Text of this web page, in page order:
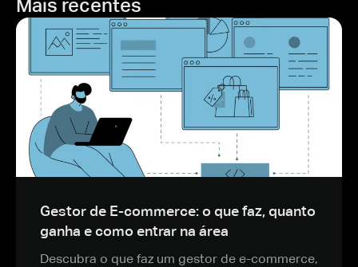
Mais recentes
Gestor de E-commerce: o que faz, quanto
ganha e como entrar na área
Descubra o que faz um gestor de e-commerce,